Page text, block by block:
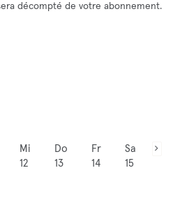
décompté de votre abonnement.
Mi
12
Do
13
Fr
14
Sa
15